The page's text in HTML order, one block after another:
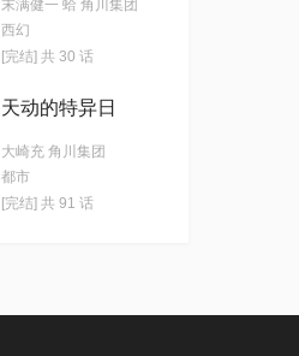
末满健一 蛤 角川集团
西幻
[完结] 共 30 话
天动的特异日
大崎充 角川集团
都市
[完结] 共 91 话